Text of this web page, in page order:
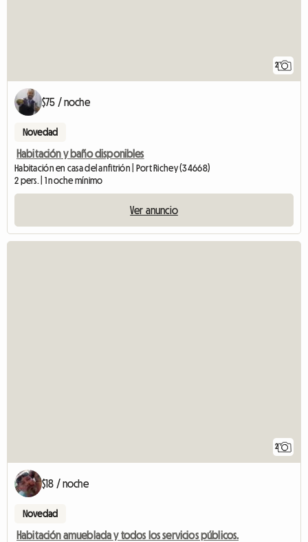
2
$75 / noche
Novedad
Habitación y baño disponibles
Habitación en casa del anfitrión | Port Richey (34668)
2 pers. | 1 noche mínimo
Ver anuncio
2
$18 / noche
Novedad
Habitación amueblada y todos los servicios públicos.